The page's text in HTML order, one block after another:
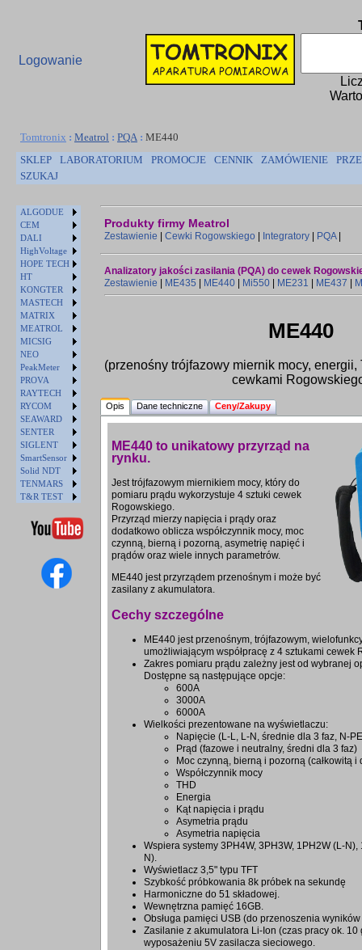
Logowanie
Tomtronix : Meatrol : PQA : ME440
SKLEP
LABORATORIUM PROMOCJE CENNIK ZAMÓWIENIE
SZUKAJ
ALGODUE
CEM
DALI
HighVoltage
HOPE TECH
HT
KONGTER
MASTECH
MATRIX
MEATROL
MICSIG
NEO
PeakMeter
PROVA
RAYTECH
RYCOM
SEAWARD
SENTER
SIGLENT
SmartSensor
Solid NDT
TENMARS
T&R TEST
Produkty firmy Meatrol
Zestawienie Cewki Rogowskiego Integratory PQA|
Analizatory jakości zasilania (PQA) do cewek
Zestawienie
ME435 ME440 Mi550 ME231 ME437
ME440
(przenośny trójfazowy miernik mocy, energii,
cewkami
Opis Dane techniczne Ceny/Zakupy
ME440 to unikatowy przyrząd na
rynku.
Jest trójfazowym miernikiem mocy, który do
pomiaru prądu wykorzystuje 4 sztuki cewek
Rogowskiego.
Przyrząd mierzy napięcia i prądy oraz
dodatkowo oblicza współczynnik mocy, moc
czynną, bierną i pozorną, asymetrię napięć i
prądów oraz wiele innych parametrów.
ME440 jest przyrządem przenośnym i może być
zasilany z akumulatora.
Cechy szczególne
ME440 jest przenośnym, trójfazowym,
umożliwiającym współpracę z 4 sztukami cewek
Zakres pomiaru prądu zależny jest od wybranej
Dostępne są następujące opcje:
600A
3000A
6000A
Wielkości prezentowane na wyświetlaczu:
Napięcie (L-L, L-N, średnie dla 3 faz, N-PE
Prąd (fazowe i neutralny, średni dla 3 faz)
Moc czynną, bierną i pozorną (całkowitą i
Współczynnik mocy
THD
Energia
Kąt napięcia i prądu
Asymetria prądu
Asymetria napięcia
Wspiera systemy 3PH4W, 3PH3W, 1PH2W (L-
N).
Wyświetlacz 3,5" typu TFT
Szybkość próbkowania 8k próbek na sekundę
Harmoniczne do 51 składowej.
Wewnętrzna pamięć 16GB.
Obsługa pamięci USB (do przenoszenia
Zasilanie z akumulatora Li-Ion (czas pracy ok.
wyposażeniu 5V zasilacza sieciowego.